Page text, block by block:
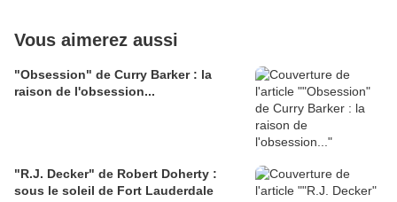
Vous aimerez aussi
"Obsession" de Curry Barker : la
raison de l'obsession...
"R.J. Decker" de Robert Doherty :
sous le soleil de Fort Lauderdale